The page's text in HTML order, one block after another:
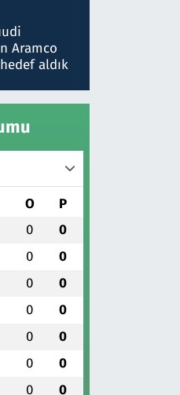
ben
Aramco
aldık
O P
0 0
0 0
0 0
0 0
0 0
0 0
0 0